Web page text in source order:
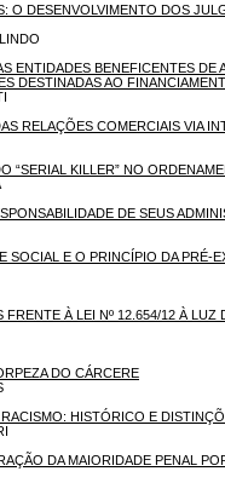
O DESENVOLVIMENTO DOS
ENTIDADES BENEFICENTES DE
DESTINADAS AO
RELAÇÕES COMERCIAIS VIA
“SERIAL KILLER” NO
DE SEUS
SOCIAL E O PRINCÍPIO DA PRÉ-
FRENTE À LEI Nº 12.654/12 À LUZ
DO CÁRCERE
HISTÓRICO E
DA MAIORIDADE PENAL